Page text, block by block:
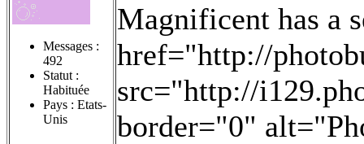
Messages :
492
Statut :
Habituée
Pays : Etats-
Unis
Magnificent has a
href="http://
src="http://
border="0"